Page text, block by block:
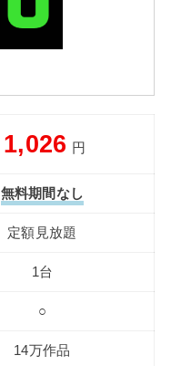
1,026 円
無料期間なし
定額見放題
1台
○
14万作品